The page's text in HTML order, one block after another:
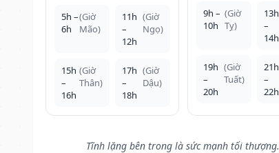
5h –
6h
(Giờ
Mão)
11h
–
12h
(Giờ
Ngọ)
15h
–
16h
(Giờ
Thân)
17h
–
18h
(Giờ
Dậu)
9h –
10h
(Giờ
Tỵ)
13h
–
14h
19h
–
20h
(Giờ
Tuất)
21h
–
22h
Tĩnh lặng bên trong là sức mạnh tối thượng.